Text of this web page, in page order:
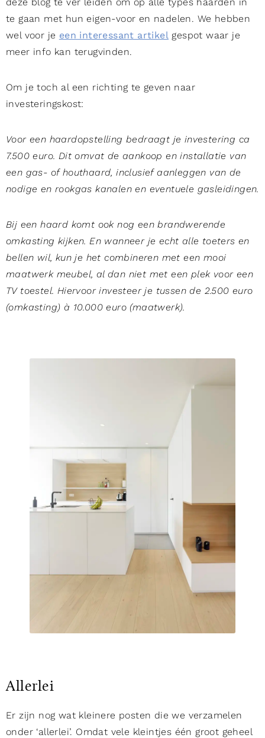
deze blog te ver leiden om op alle types haarden in
te gaan met hun eigen-voor en nadelen. We hebben
wel voor je een interessant artikel gespot waar je
meer info kan terugvinden.
Om je toch al een richting te geven naar
investeringskost:
Voor een haardopstelling bedraagt je investering ca
7.500 euro. Dit omvat de aankoop en installatie van
een gas- of houthaard, inclusief aanleggen van de
nodige en rookgas kanalen en eventuele gasleidingen.
Bij een haard komt ook nog een brandwerende
omkasting kijken. En wanneer je echt alle toeters en
bellen wil, kun je het combineren met een mooi
maatwerk meubel, al dan niet met een plek voor een
TV toestel. Hiervoor investeer je tussen de 2.500 euro
(omkasting) à 10.000 euro (maatwerk).
Allerlei
Er zijn nog wat kleinere posten die we verzamelen
onder ‘allerlei’. Omdat vele kleintjes één groot geheel